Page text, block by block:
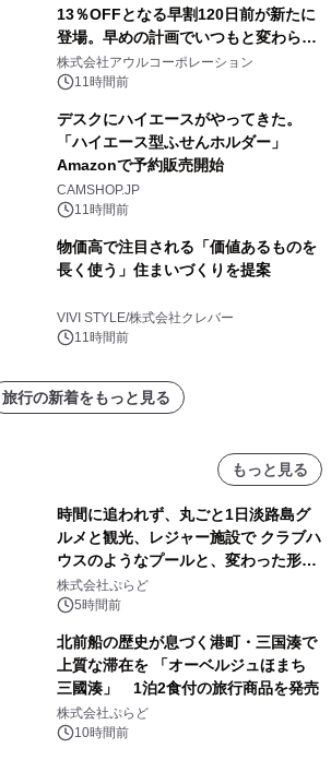
13％OFFとなる早割120日前が新たに
登場。早めの計画でいつもと変わらぬ
大人の冬旅を。ー夕日ヶ浦温泉「佳松
苑 別邸ふうか」ー
株式会社アウルコーポレーション
11時間前
デスクにハイエースがやってきた。
「ハイエース型ふせんホルダー」
Amazonで予約販売開始
CAMSHOP.JP
11時間前
物価高で注目される「価値あるものを
長く使う」住まいづくりを提案
VIVI STYLE/株式会社クレバー
11時間前
旅行の新着をもっと見る
もっと見る
時間に追われず、丸ごと1日淡路島グ
ルメと観光、レジャー施設で クラブハ
ウスのようなプールと、変わった形の
サウナも 「THE BOXY AWAJI」のお
得な素泊まり連泊プランで
株式会社ぷらど
5時間前
北前船の歴史が息づく港町・三国湊で
上質な滞在を 「オーベルジュほまち
三國湊」 1泊2食付の旅行商品を発売
株式会社ぷらど
10時間前